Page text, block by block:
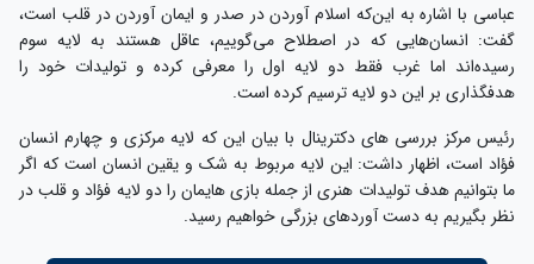
عباسی با اشاره به این‌که اسلام آوردن در صدر و ایمان آوردن در قلب است،
گفت: انسان‌هایی که در اصطلاح می‌گوییم، عاقل هستند به لایه سوم
رسیده‌اند اما غرب فقط دو لایه اول را معرفی کرده و تولیدات خود را
هدفگذاری بر این دو لایه ترسیم کرده است.
رئیس مرکز بررسی های دکترینال با بیان این که لایه مرکزی و چهارم انسان
فؤاد است، اظهار داشت: این لایه مربوط به شک و یقین انسان است که اگر
ما بتوانیم هدف تولیدات هنری از جمله بازی هایمان را دو لایه فؤاد و قلب در
نظر بگیریم به دست آوردهای بزرگی خواهیم رسید.